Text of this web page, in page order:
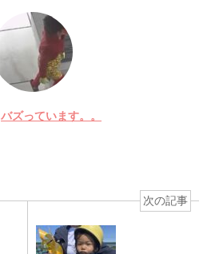
バズっています。。
次の記事